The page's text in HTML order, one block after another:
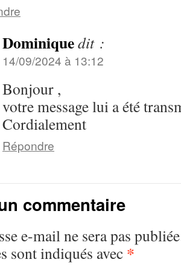
Dominiquedit :
14/09/2024 à 13:12
Bonjour ,
votre message lui a été
Cordialement
Répondre
commentaire
e-mail ne sera pas
sont indiqués avec *